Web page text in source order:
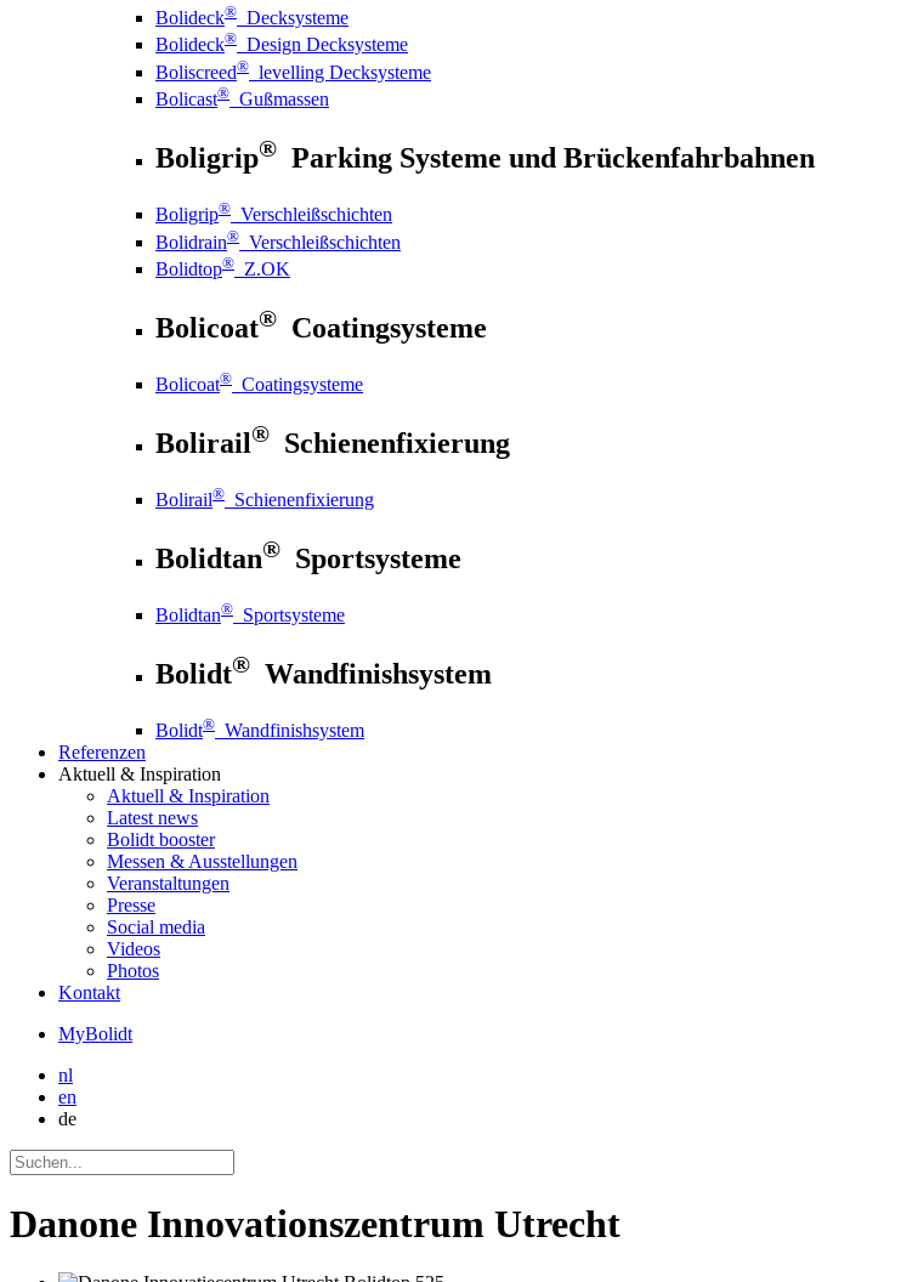
Bolideck® Decksysteme
Bolideck® Design Decksysteme
Boliscreed® levelling Decksysteme
Bolicast® Gußmassen
Boligrip® Parking Systeme und Brückenfahrbahnen
Boligrip® Verschleißschichten
Bolidrain® Verschleißschichten
Bolidtop® Z.OK
Bolicoat® Coatingsysteme
Bolicoat® Coatingsysteme
Bolirail® Schienenfixierung
Bolirail® Schienenfixierung
Bolidtan® Sportsysteme
Bolidtan® Sportsysteme
Bolidt® Wandfinishsystem
Bolidt® Wandfinishsystem
Referenzen
Aktuell & Inspiration
Aktuell & Inspiration
Latest news
Bolidt booster
Messen & Ausstellungen
Veranstaltungen
Presse
Social media
Videos
Photos
Kontakt
MyBolidt
nl
en
de
Danone Innovationszentrum Utrecht